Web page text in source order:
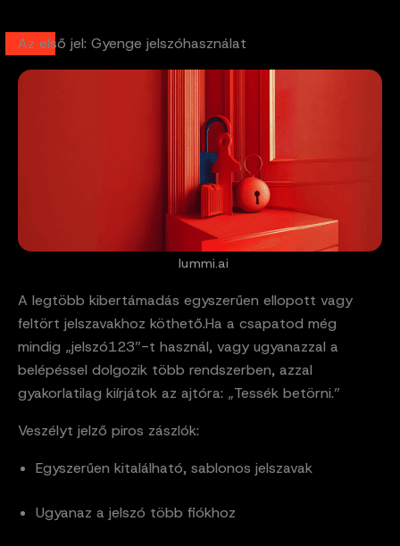
Az első jel: Gyenge jelszóhasználat
lummi.ai
A legtöbb kibertámadás egyszerűen ellopott vagy
feltört jelszavakhoz köthető.Ha a csapatod még
mindig „jelszó123”-t használ, vagy ugyanazzal a
belépéssel dolgozik több rendszerben, azzal
gyakorlatilag kiírjátok az ajtóra: „Tessék betörni.”
Veszélyt jelző piros zászlók:
Egyszerűen kitalálható, sablonos jelszavak
Ugyanaz a jelszó több fiókhoz